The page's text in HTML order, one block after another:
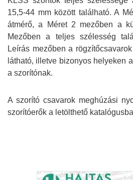
15,5-44 mm között található. A
átmérő, a Méret 2 mezőben a
Mezőben a teljes szélesség
Leírás mezőben a
látható, illetve bizonyos helyeken
a szorítónak.
A szorító csavarok meghúzási
szorítóerők a letölthető